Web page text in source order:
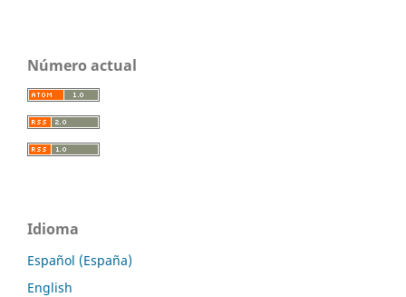
Número actual
Idioma
Español (España)
English